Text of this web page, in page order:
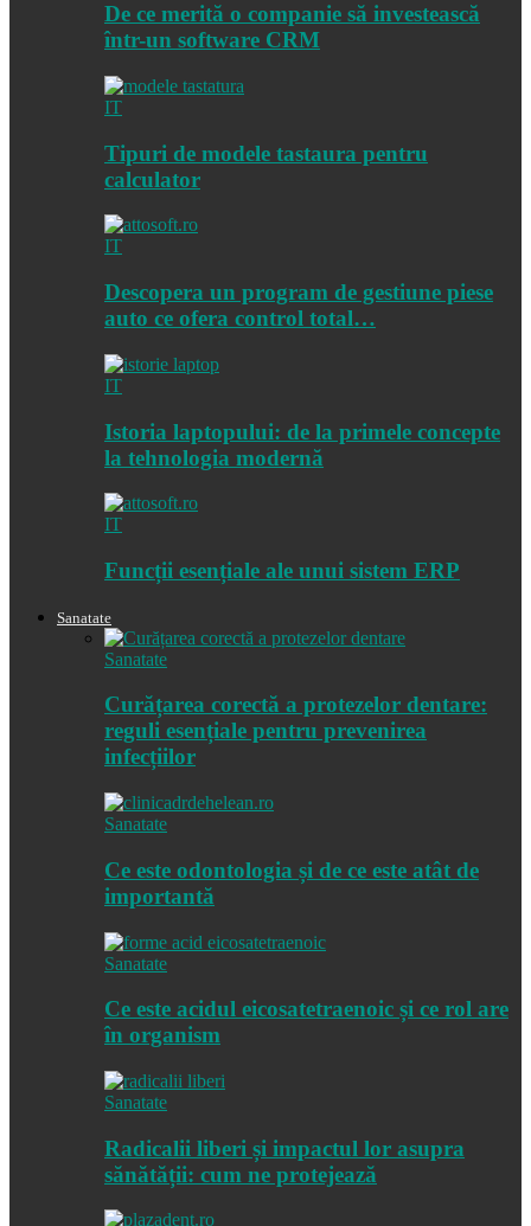
De ce merită o companie să investească
într-un software CRM
IT
Tipuri de modele tastaura pentru
calculator
IT
Descopera un program de gestiune piese
auto ce ofera control total…
IT
Istoria laptopului: de la primele concepte
la tehnologia modernă
IT
Funcții esențiale ale unui sistem ERP
Sanatate
Sanatate
Curățarea corectă a protezelor dentare:
reguli esențiale pentru prevenirea
infecțiilor
Sanatate
Ce este odontologia și de ce este atât de
importantă
Sanatate
Ce este acidul eicosatetraenoic și ce rol are
în organism
Sanatate
Radicalii liberi și impactul lor asupra
sănătății: cum ne protejează